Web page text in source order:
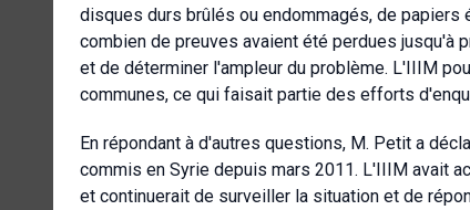
disques durs brûlés ou endommagés, de
combien de preuves avaient été perdues jusqu'à
et de déterminer l'ampleur du problème. L'IIIM
communes, ce qui faisait partie des efforts
En répondant à d'autres questions, M. Petit a
commis en Syrie depuis mars 2011. L'IIIM avait
et continuerait de surveiller la situation et de